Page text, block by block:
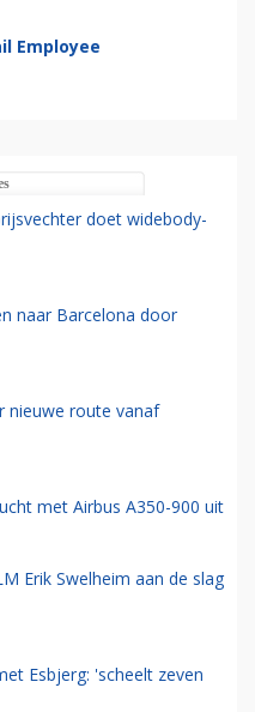
Employee
doet widebody-
naar Barcelona door
nieuwe route vanaf
met Airbus A350-900 uit
Erik Swelheim aan de slag
Esbjerg: 'scheelt zeven